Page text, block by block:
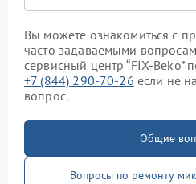
Вы можете ознакомиться с
часто задаваемыми
сервисный центр “FIX-Beko”
+7 (844) 290-70-26 если не
вопрос.
Общие
Вопросы по ремонту